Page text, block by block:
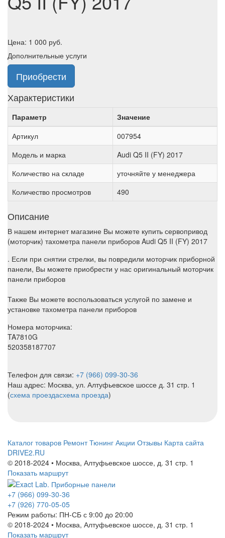
Цена: 1 000 руб.
Дополнительные услуги
Приобрести
Характеристики
Параметр
Значение
Артикул
007954
Модель и марка
Audi Q5 II (FY) 2017
Количество на складе
уточняйте у менеджера
Количество просмотров
490
Описание
В нашем интернет магазине Вы можете купить сервопривод
(моторчик) тахометра панели приборов Audi Q5 II (FY) 2017
. Если при снятии стрелки, вы повредили моторчик приборной
панели, Вы можете приобрести у нас оригинальный моторчик
панели приборов
Также Вы можете воспользоваться услугой по замене и
установке тахометра панели приборов
Номера моторчика:
TA7810G
520358187707
Телефон для связи: +7 (966) 099-30-36
Наш адрес: Москва, ул. Алтуфьевское шоссе д. 31 стр. 1
(схема проездасхема проезда)
Каталог товаров Ремонт Тюнинг Акции Отзывы Карта сайта
DRIVE2.RU
© 2018-2024 • Москва, Алтуфьевское шоссе, д. 31 стр. 1
Показать маршрут
+7 (966) 099-30-36
+7 (926) 770-05-05
Режим работы: ПН-СБ с 9:00 до 20:00
© 2018-2024 • Москва, Алтуфьевское шоссе, д. 31 стр. 1
Показать маршрут